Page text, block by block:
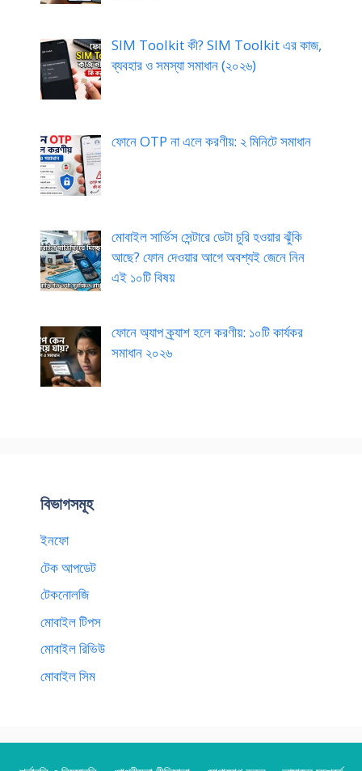
SIM Toolkit কী? SIM Toolkit এর কাজ,
ব্যবহার ও সমস্যা সমাধান (২০২৬)
ফোনে OTP না এলে করণীয়: ২ মিনিটে সমাধান
মোবাইল সার্ভিস সেন্টারে ডেটা চুরি হওয়ার ঝুঁকি
আছে? ফোন দেওয়ার আগে অবশ্যই জেনে নিন
এই ১০টি বিষয়
ফোনে অ্যাপ ক্র্যাশ হলে করণীয়: ১০টি কার্যকর
সমাধান ২০২৬
বিভাগসমূহ
ইনফো
টেক আপডেট
টেকনোলজি
মোবাইল টিপস
মোবাইল রিভিউ
মোবাইল সিম